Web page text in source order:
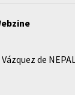
de NEPAL